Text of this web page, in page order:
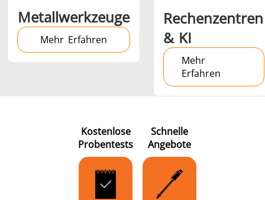
Metallwerkzeuge
Mehr Erfahren
Rechenzentren
& KI
Mehr
Erfahren
Kostenlose
Probentests
Schnelle
Angebote